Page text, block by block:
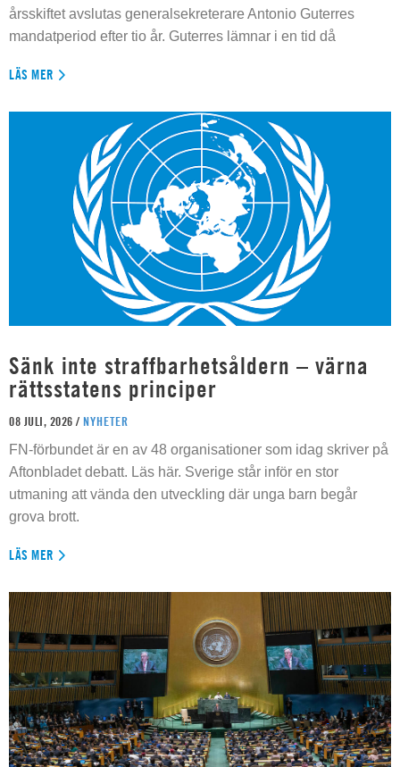
årsskiftet avslutas generalsekreterare Antonio Guterres
mandatperiod efter tio år. Guterres lämnar i en tid då
LÄS MER
Sänk inte straffbarhetsåldern – värna
rättsstatens principer
08 JULI, 2026 / NYHETER
FN-förbundet är en av 48 organisationer som idag skriver på
Aftonbladet debatt. Läs här. Sverige står inför en stor
utmaning att vända den utveckling där unga barn begår
grova brott.
LÄS MER